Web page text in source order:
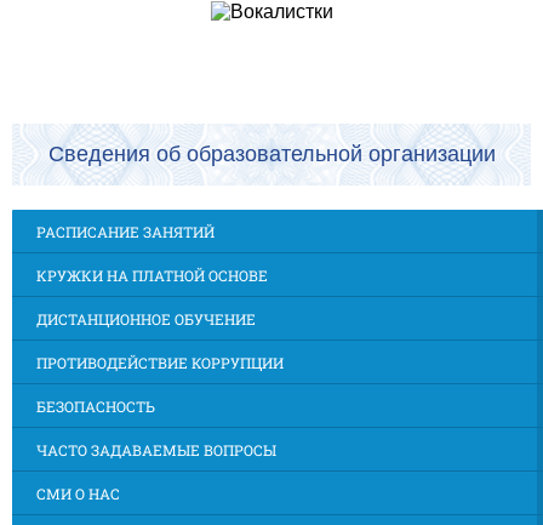
Сведения об образовательной организации
РАСПИСАНИЕ ЗАНЯТИЙ
КРУЖКИ НА ПЛАТНОЙ ОСНОВЕ
ДИСТАНЦИОННОЕ ОБУЧЕНИЕ
ПРОТИВОДЕЙСТВИЕ КОРРУПЦИИ
БЕЗОПАСНОСТЬ
ЧАСТО ЗАДАВАЕМЫЕ ВОПРОСЫ
СМИ О НАС